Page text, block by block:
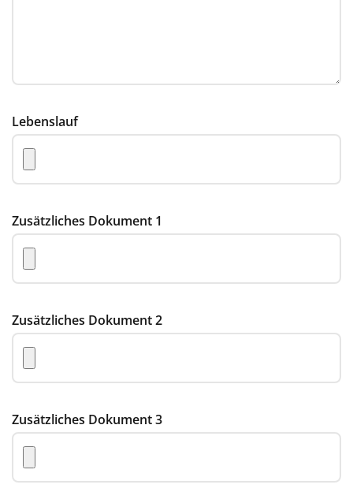
Lebenslauf
Zusätzliches Dokument 1
Zusätzliches Dokument 2
Zusätzliches Dokument 3